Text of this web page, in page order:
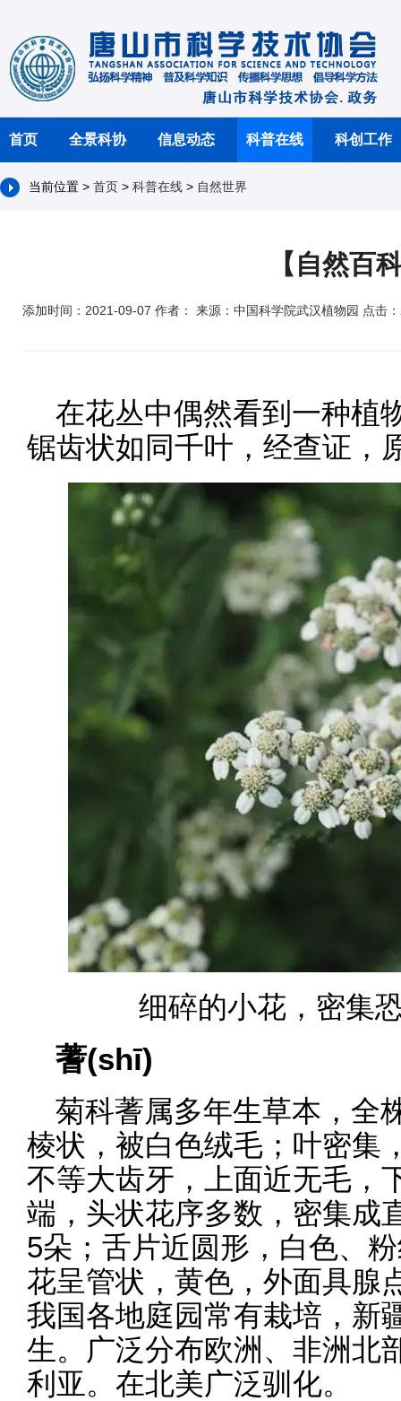
首页 全景科协 信息动态 科普在线 科创工作
当前位置 > 首页 > 科普在线 > 自然世界
【自然百
添加时间：2021-09-07 作者： 来源：中国科学院武汉植物园 点击
在花丛中偶然看到一种植
锯齿状如同千叶，经查证，
细碎的小花，密集
蓍(shī)
菊科蓍属多年生草本，全
棱状，被白色绒毛；叶密集
不等大齿牙，上面近无毛，
端，头状花序多数，密集成
5朵；舌片近圆形，白色、
花呈管状，黄色，外面具腺
我国各地庭园常有栽培，新
生。广泛分布欧洲、非洲北
利亚。在北美广泛驯化。